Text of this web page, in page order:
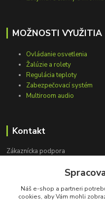
MOŽNOSTI VYUŽITIA
Ovládanie osvetlenia
Žalúzie a rolety
Regulácia teploty
Zabezpečovací systém
Multiroom audio
Kontakt
Zákaznícka podpora
info@loxprofi.sk
Náš e-shop a partneri
cookies, aby Vám mohli